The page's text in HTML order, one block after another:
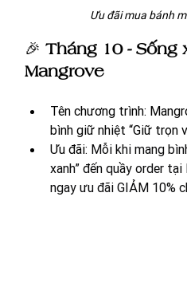
Ưu đãi mua bánh
🎉 Tháng 10 - Sống
Mangrove
Tên chương trình:
bình giữ nhiệt “Giữ trọn
Ưu đãi: Mỗi khi mang
xanh” đến quầy order
ngay ưu đãi GIẢM 10%